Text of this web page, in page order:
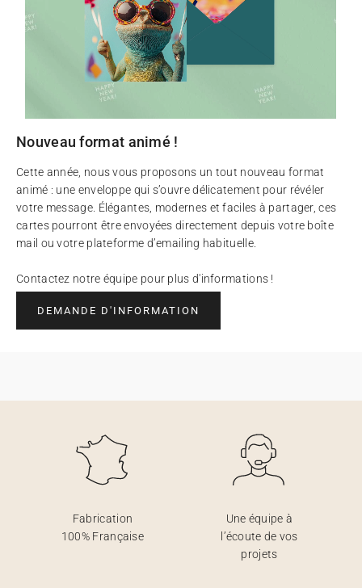
Nouveau format animé !
Cette année, nous vous proposons un tout nouveau format
animé : une enveloppe qui s’ouvre délicatement pour révéler
votre message. Élégantes, modernes et faciles à partager, ces
cartes pourront être envoyées directement depuis votre boîte
mail ou votre plateforme d’emailing habituelle.
Contactez notre équipe pour plus d'informations !
DEMANDE D'INFORMATION
Fabrication
100% Française
Une équipe à
l’écoute de vos
projets